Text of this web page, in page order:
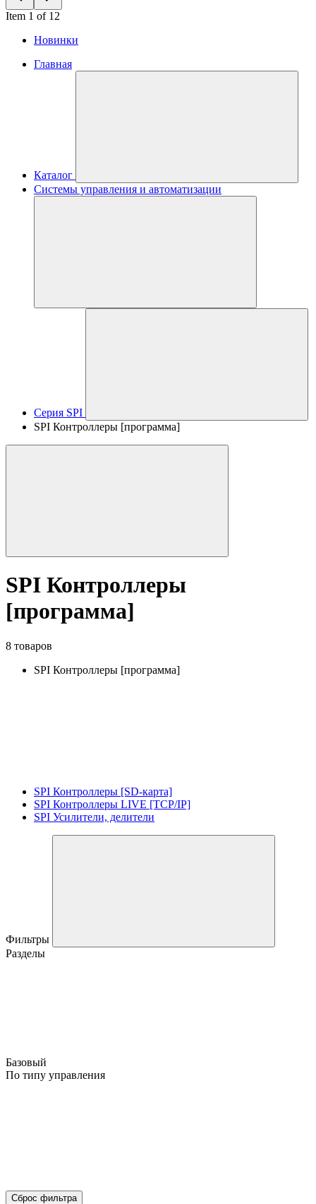
Item 1 of 12
Новинки
Главная
Каталог
Системы управления и автоматизации
Серия SPI
SPI Контроллеры [программа]
SPI Контроллеры
[программа]
8 товаров
SPI Контроллеры [программа]
SPI Контроллеры [SD-карта]
SPI Контроллеры LIVE [TCP/IP]
SPI Усилители, делители
Фильтры
Разделы
Базовый
По типу управления
Сброс фильтра